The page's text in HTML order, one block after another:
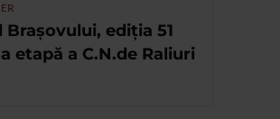
Brașovului, ediția 51
etapă a C.N.de Raliuri